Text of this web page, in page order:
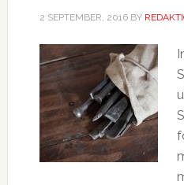
2 SEPTEMBER, 2016BY